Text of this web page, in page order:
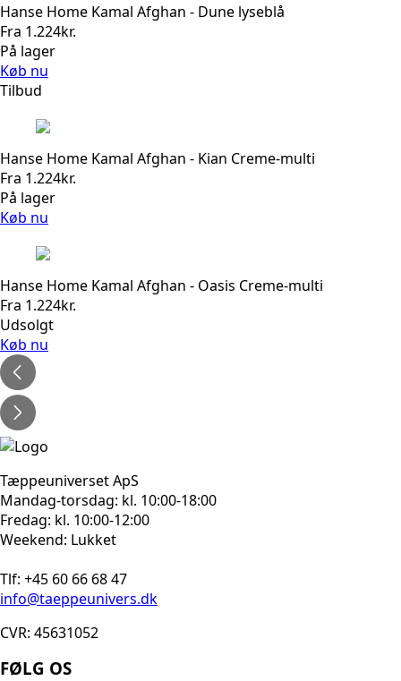
Hanse Home Kamal Afghan - Dune lyseblå
Fra 1.224kr.
På lager
Køb nu
Tilbud
Hanse Home Kamal Afghan - Kian Creme-multi
Fra 1.224kr.
På lager
Køb nu
Hanse Home Kamal Afghan - Oasis Creme-multi
Fra 1.224kr.
Udsolgt
Køb nu
Tæppeuniverset ApS
Mandag-torsdag: kl. 10:00-18:00
Fredag: kl. 10:00-12:00
Weekend: Lukket
Tlf: +45 60 66 68 47
info@taeppeunivers.dk
CVR: 45631052
FØLG OS